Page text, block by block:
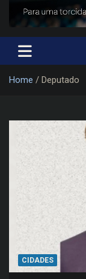
Home Deputado
CIDADES